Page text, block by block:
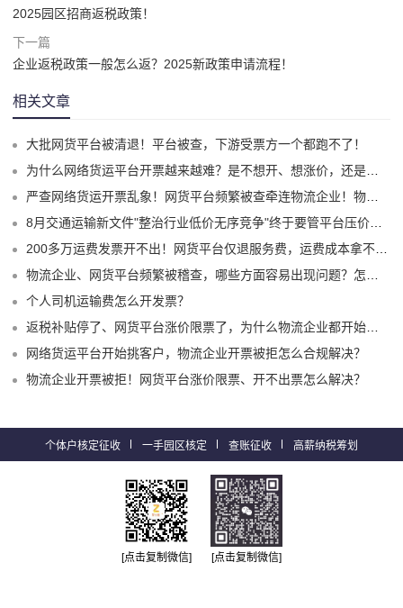
2025园区招商返税政策！
下一篇
企业返税政策一般怎么返？2025新政策申请流程！
相关文章
大批网货平台被清退！平台被查，下游受票方一个都跑不了！
为什么网络货运平台开票越来越难？是不想开、想涨价，还是真的开不出来了？
严查网络货运开票乱象！网货平台频繁被查牵连物流企业！物流企业该怎么合规拿到运费成本票？
8月交通运输新文件"整治行业低价无序竞争"终于要管平台压价了？
200多万运费发票开不出！网货平台仅退服务费，运费成本拿不到怎么办？
物流企业、网货平台频繁被稽查，哪些方面容易出现问题？怎么实现合规经营？
个人司机运输费怎么开发票？
返税补贴停了、网货平台涨价限票了，为什么物流企业都开始选择1%司机运费成本票了？
网络货运平台开始挑客户，物流企业开票被拒怎么合规解决？
物流企业开票被拒！网货平台涨价限票、开不出票怎么解决？
个体户核定征收 一手园区核定 查账征收 高薪纳税筹划
[点击复制微信] [点击复制微信]